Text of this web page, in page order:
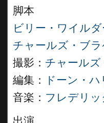
脚本
ビリー・ワイルダ
チャールズ・ブラ
撮影： チャール
編集：
ドーン・ハ
音楽： フレデリ